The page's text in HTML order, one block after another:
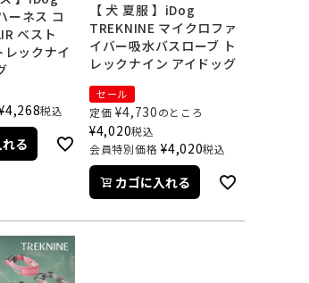
ーネス コ
ベスト
ックナイ
4,268税込
る
【 犬 夏服 】iDog
TREKNINE マイクロファ
イバー吸水バスローブ ト
レックナイン アイドッグ
セール
定価 ¥4,730のところ
¥4,020税込
会員特別価格 ¥4,020税込
カゴに入れる